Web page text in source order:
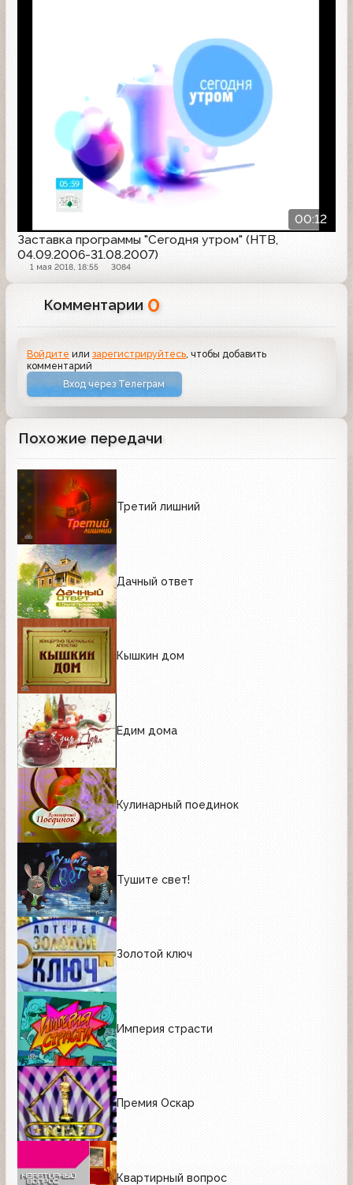
00:12
Заставка программы "Сегодня утром" (НТВ,
04.09.2006-31.08.2007)
1 мая 2018, 18:55 3084
Комментарии 0
Войдите илизарегистрируйтесь , чтобы добавить
комментарий
Вход через Телеграм
Похожие передачи
Третий лишний
Дачный ответ
Кышкин дом
Едим дома
Кулинарный поединок
Тушите свет!
Золотой ключ
Империя страсти
Премия Оскар
Квартирный вопрос